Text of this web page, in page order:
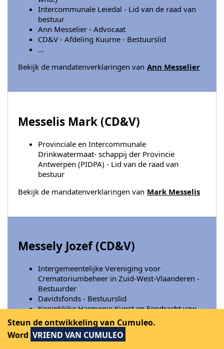
Intercommunale Leiedal - Lid van de raad van
bestuur
Ann Messelier - Advocaat
CD&V - Afdeling Kuurne - Bestuurslid
...
Bekijk de mandatenverklaringen van Ann Messelier
Messelis Mark (CD&V)
Provinciale en Intercommunale
Drinkwatermaat- schappij der Provincie
Antwerpen (PIDPA) - Lid van de raad van
bestuur
Bekijk de mandatenverklaringen van Mark Messelis
Messely Jozef (CD&V)
Intergemeentelijke Vereniging voor
Crematoriumbeheer in Zuid-West-Vlaanderen -
Bestuurder
Davidsfonds - Bestuurslid
Koninklijke Harmonie Kunst en Eendracht vzw -
Bestuurder
Bekijk de mandatenverklaringen van
Steun de ontwikkeling van Cumuleo.
Word VRIEND VAN CUMULEO